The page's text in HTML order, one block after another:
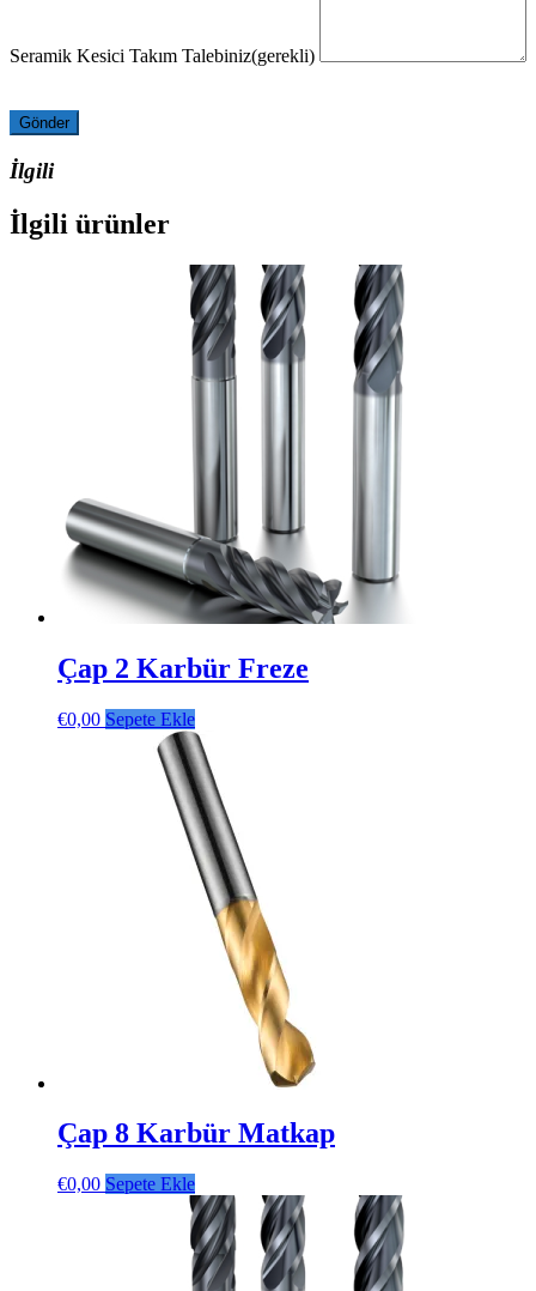
Seramik Kesici Takım Talebiniz(gerekli)
Gönder
İlgili
İlgili ürünler
Çap 2 Karbür Freze
€0,00 Sepete Ekle
Çap 8 Karbür Matkap
€0,00 Sepete Ekle